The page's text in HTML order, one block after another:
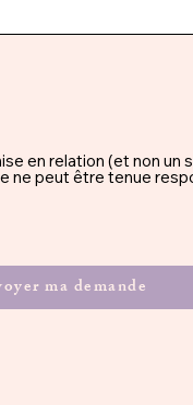
en relation (et non un
ne peut être tenue
ma demande